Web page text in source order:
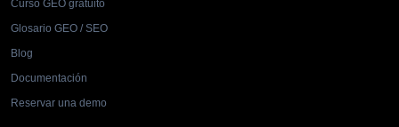
Curso GEO gratuito
Glosario GEO / SEO
Blog
Documentación
Reservar una demo